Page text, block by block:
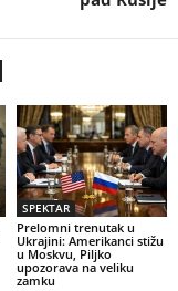
SPEKTAR
Prelomni trenutak u
Ukrajini: Amerikanci stižu
u Moskvu, Piljko
upozorava na veliku
zamku